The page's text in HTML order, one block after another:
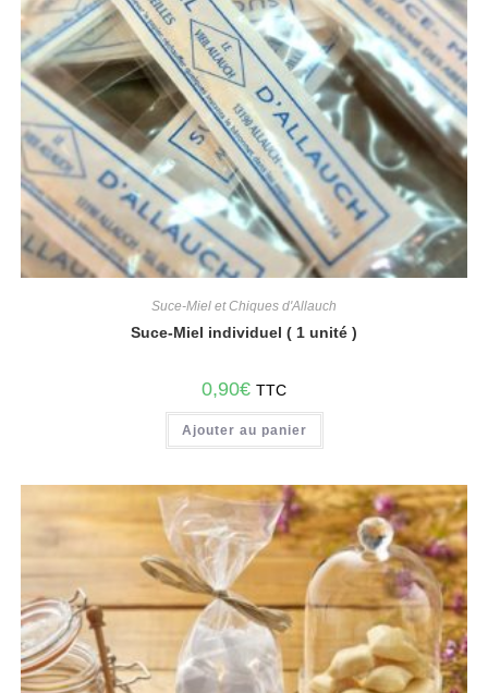
Suce-Miel et Chiques d'Allauch
Suce-Miel individuel ( 1 unité )
0,90€ TTC
Ajouter au panier